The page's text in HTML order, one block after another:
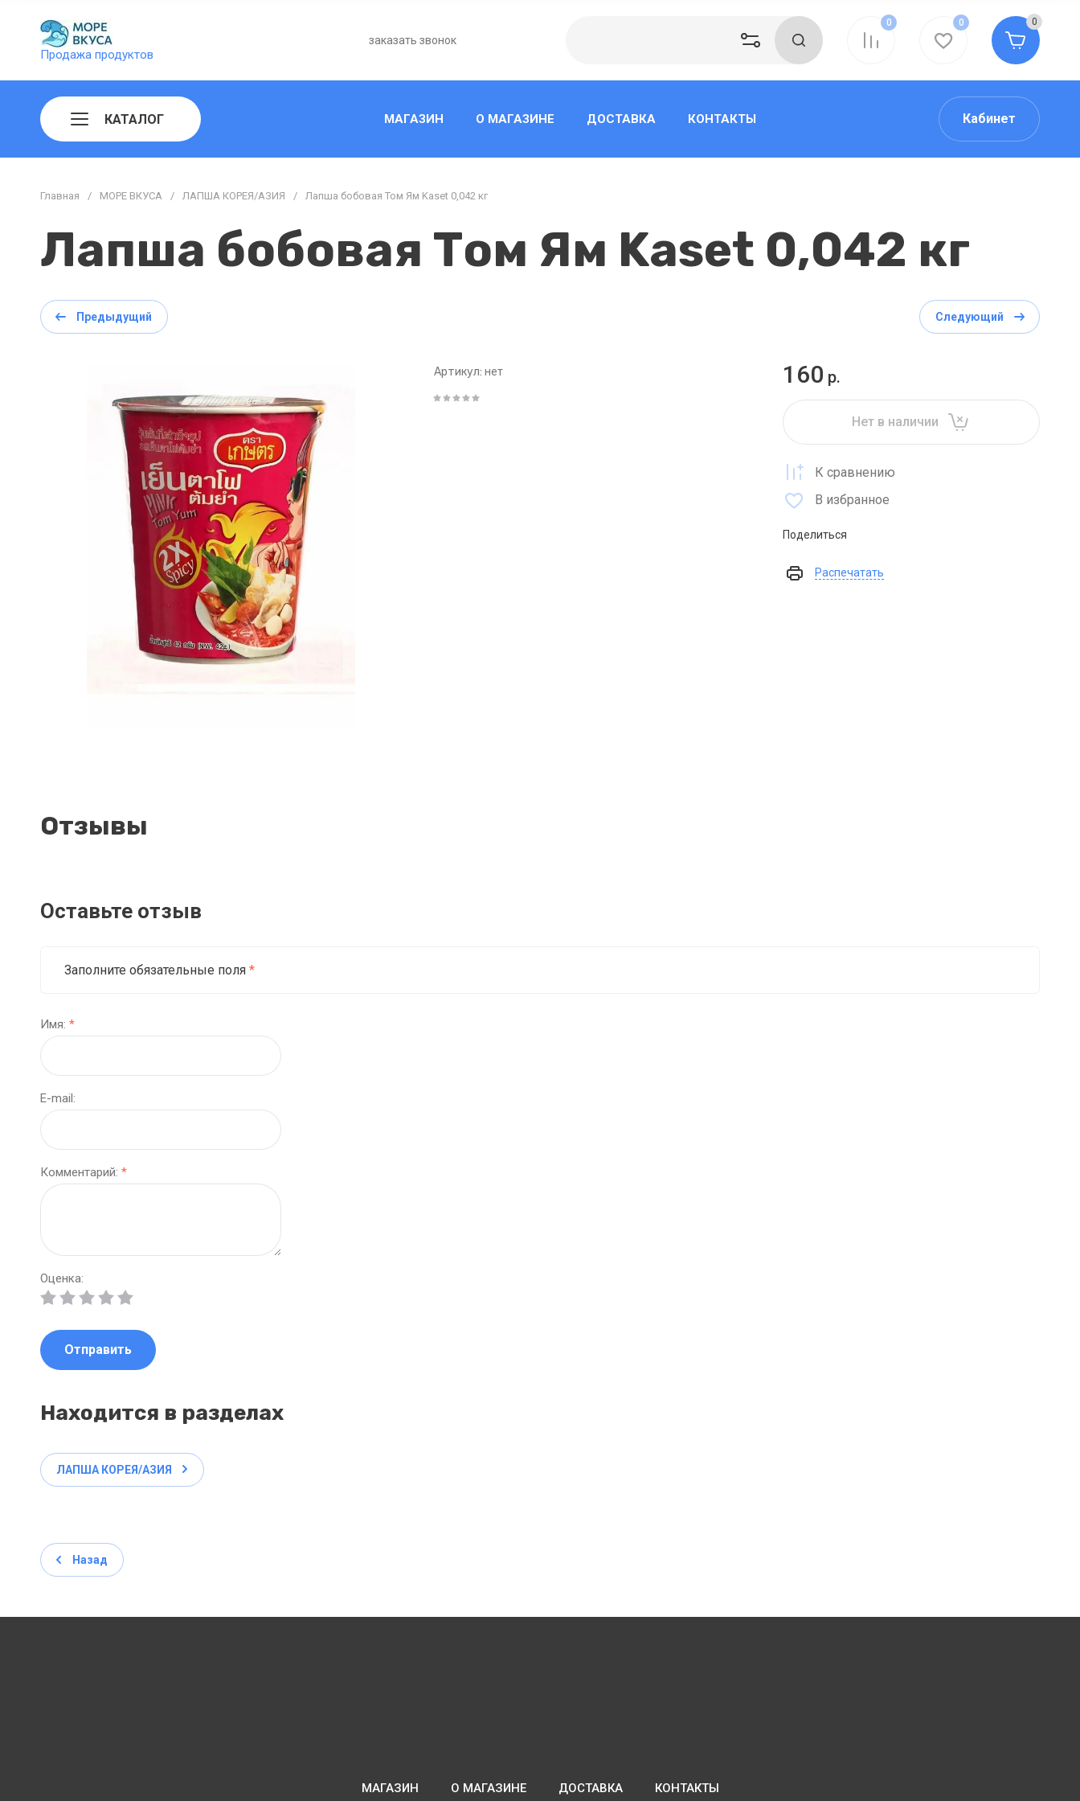
Продажа продуктов
заказать звонок
0 0 0
КАТАЛОГ МАГАЗИН О МАГАЗИНЕ ДОСТАВКА КОНТАКТЫ Кабинет
Главная / МОРЕ ВКУСА / ЛАПША КОРЕЯ/АЗИЯ / Лапша бобовая Том Ям Kaset 0,042 кг
Лапша бобовая Том Ям Kaset 0,042 кг
Предыдущий Следующий
Артикул: нет 160 р.
Нет в наличии
К сравнению
В избранное
Поделиться
Распечатать
Отзывы
Оставьте отзыв
Заполните обязательные поля *
Имя: *
E-mail:
Комментарий: *
Оценка:
Отправить
Находится в разделах
ЛАПША КОРЕЯ/АЗИЯ
Назад
МАГАЗИН О МАГАЗИНЕ ДОСТАВКА КОНТАКТЫ